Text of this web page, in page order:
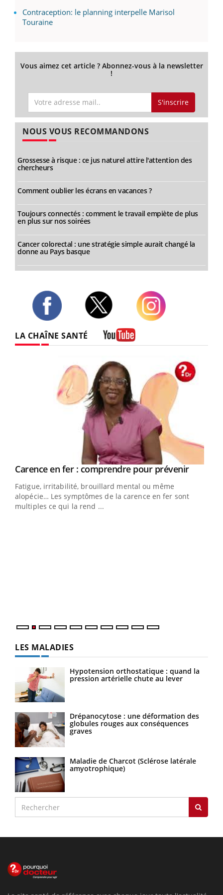
Contraception: le planning interpelle Marisol
Touraine
Vous aimez cet article ? Abonnez-vous à la newsletter
!
S'inscrire
NOUS VOUS RECOMMANDONS
Grossesse à risque : ce jus naturel attire l'attention des
chercheurs
Comment oublier les écrans en vacances ?
Toujours connectés : comment le travail empiète de plus
en plus sur nos soirées
Cancer colorectal : une stratégie simple aurait changé la
donne au Pays basque
LA CHAÎNE SANTÉ
Youtube
Carence en fer : comprendre pour prévenirYoutube
Fatigue, irritabilité, brouillard mental ou même
alopécie… Les symptômes de la carence en fer sont
multiples ce qui la rend ...
LES MALADIES
Hypotension orthostatique : quand la
pression artérielle chute au lever
Drépanocytose : une déformation des
globules rouges aux conséquences
graves
Maladie de Charcot (Sclérose latérale
amyotrophique)